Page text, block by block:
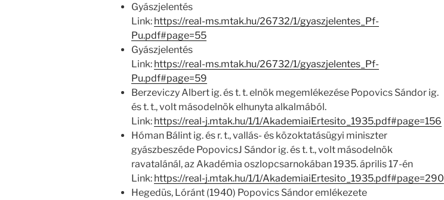
Gyászjelentés
Link: https://real-ms.mtak.hu/26732/1/gyaszjelentes_Pf-
Pu.pdf#page=55
Gyászjelentés
Link: https://real-ms.mtak.hu/26732/1/gyaszjelentes_Pf-
Pu.pdf#page=59
Berzeviczy Albert ig. és t. t. elnök megemlékezése Popovics Sándor ig.
és t. t., volt másodelnök elhunyta alkalmából.
Link: https://real-j.mtak.hu/1/1/AkademiaiErtesito_1935.pdf#page=156
Hóman Bálint ig. és r. t., vallás- és közoktatásügyi miniszter
gyászbeszéde PopovicsJ Sándor ig. és t. t., volt másodelnök
ravatalánál, az Akadémia oszlopcsarnokában 1935. április 17-én
Link: https://real-j.mtak.hu/1/1/AkademiaiErtesito_1935.pdf#page=290
Hegedüs, Lóránt (1940) Popovics Sándor emlékezete